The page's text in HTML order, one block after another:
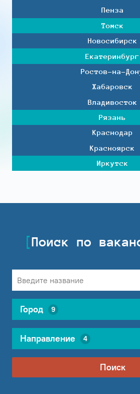
Пенза
Томск
Новосибирск
Екатеринбург
Ростов-на-
Хабаровск
Владивосток
Рязань
Краснодар
Красноярск
Иркутск
Поиск по
Город 9
Направление 4
Поиск